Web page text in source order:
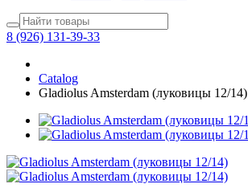
8 (926) 131-39-33
Catalog
Gladiolus Amsterdam (луковицы 12/14)